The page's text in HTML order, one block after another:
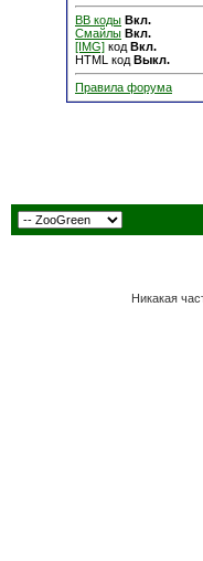
BB коды Вкл.
Смайлы Вкл.
[IMG] код Вкл.
HTML код Выкл.
Правила форума
Никакая